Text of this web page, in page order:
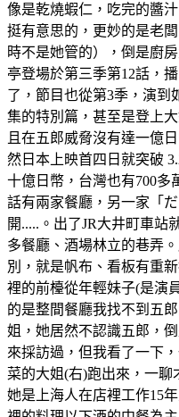
像是乾燒蝦仁，吃完的醬
挺有意思的，更妙的是老
時不是她管的），倒是廚
亭登場於第三季第12話，
了，節目也從第3季，演到
集的特別篇，甚至是登上
且在五郎威脅沒有達一億
然日本上映首四日就突破
十億日幣，台灣也有700多
話有兩家餐廳，另一家「
開.....。出了JR大井町車站
多餐廳、酒場林立的巷弄
別，就是帆布、看板有重
裡的前檯從年輕妹子(是演
的是整間餐廳我找不到五
姐，她居然不認識五郎，
來採訪過，但我看了一下
菜的大姐(右)跑出來，一聊
她是上海人在店裡工作15